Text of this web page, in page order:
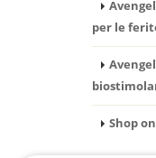
per le
Shop